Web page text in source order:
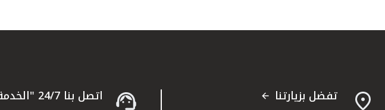
تفضل بزيارتنا اتصل بنا 24/7 "الخدمة الهاتفية" 1803333